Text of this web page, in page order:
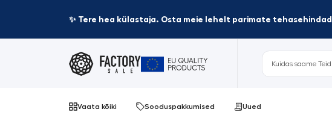
✨ Tere hea külastaja. Osta meie lehelt parimate
Vaata kõiki Sooduspakkumised Uued